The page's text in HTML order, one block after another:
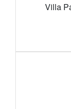
Villa